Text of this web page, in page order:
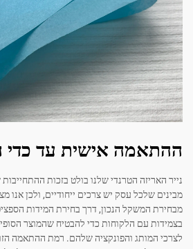
ההתאמה אישית עד כדי
נייר האריזה הטרנדי שלנו בולט בזכות
מבינים שלכל עסק יש צרכים ייחודיים, ולכן אנו
מבחירת המשקל הנכון, דרך בחירת המידות
בצמידות עם הלקוחות כדי להבטיח שהמוצר
לצרכי המותג והפונקציה שלהם. רמת ההתאמה